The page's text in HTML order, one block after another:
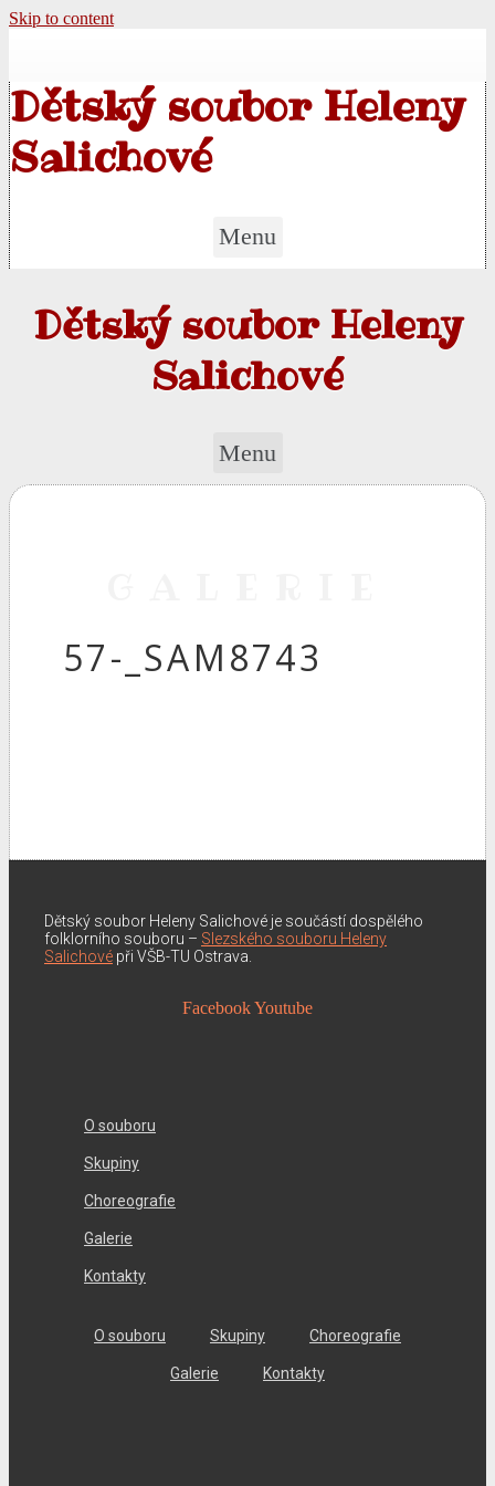
Skip to content
Dětský soubor Heleny
Salichové
Menu
Dětský soubor Heleny
Salichové
Menu
57-_SAM8743
Dětský soubor Heleny Salichové je součástí dospělého
folklorního souboru – Slezského souboru Heleny
Salichové při VŠB-TU Ostrava.
FacebookYoutube
O souboru
Skupiny
Choreografie
Galerie
Kontakty
O souboru Skupiny Choreografie
Galerie Kontakty